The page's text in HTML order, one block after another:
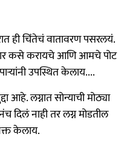
ही चिंतेचं वातावरण पसरलयं.
कसे करायचे आणि आमचे पोट
उपस्थित केलाय....
आहे. लग्नात सोन्याची मोठ्या
दिलं नाही तर लग्न मोडतील
केलाय.